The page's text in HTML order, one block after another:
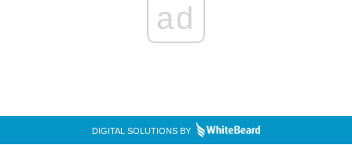
ad
DIGITAL SOLUTIONS BY